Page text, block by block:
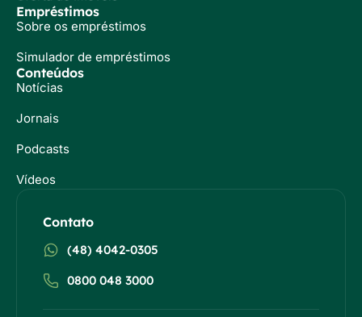
Empréstimos
Sobre os empréstimos
Simulador de empréstimos
Conteúdos
Notícias
Jornais
Podcasts
Vídeos
Contato
(48) 4042-0305
0800 048 3000